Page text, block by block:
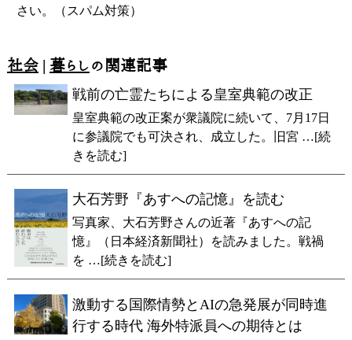
さい。（スパム対策）
社会| 暮らしの関連記事
戦前の亡霊たちによる皇室典範の改正
皇室典範の改正案が衆議院に続いて、7月17日
に参議院でも可決され、成立した。旧宮 …[続
きを読む]
大石芳野『あすへの記憶』を読む
写真家、大石芳野さんの近著『あすへの記
憶』（日本経済新聞社）を読みました。戦禍
を …[続きを読む]
激動する国際情勢とAIの急発展が同時進
行する時代 海外特派員への期待とは